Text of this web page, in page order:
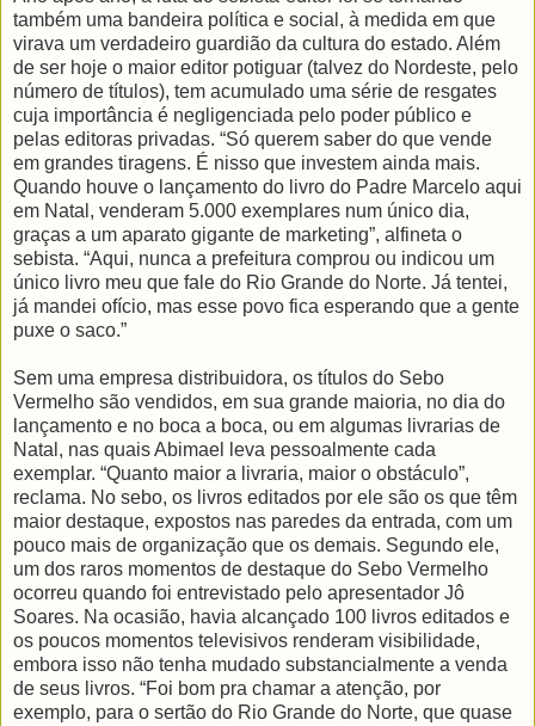
também uma bandeira política e social, à medida em que
virava um verdadeiro guardião da cultura do estado. Além
de ser hoje o maior editor potiguar (talvez do Nordeste, pelo
número de títulos), tem acumulado uma série de resgates
cuja importância é negligenciada pelo poder público e
pelas editoras privadas. “Só querem saber do que vende
em grandes tiragens. É nisso que investem ainda mais.
Quando houve o lançamento do livro do Padre Marcelo aqui
em Natal, venderam 5.000 exemplares num único dia,
graças a um aparato gigante de marketing”, alfineta o
sebista. “Aqui, nunca a prefeitura comprou ou indicou um
único livro meu que fale do Rio Grande do Norte. Já tentei,
já mandei ofício, mas esse povo fica esperando que a gente
puxe o saco.”
Sem uma empresa distribuidora, os títulos do Sebo
Vermelho são vendidos, em sua grande maioria, no dia do
lançamento e no boca a boca, ou em algumas livrarias de
Natal, nas quais Abimael leva pessoalmente cada
exemplar. “Quanto maior a livraria, maior o obstáculo”,
reclama. No sebo, os livros editados por ele são os que têm
maior destaque, expostos nas paredes da entrada, com um
pouco mais de organização que os demais. Segundo ele,
um dos raros momentos de destaque do Sebo Vermelho
ocorreu quando foi entrevistado pelo apresentador Jô
Soares­. Na ocasião, havia alcançado 100 livros editados e
os poucos momentos televisivos renderam visibilidade,
embora isso não tenha mudado substancialmente a venda
de seus livros. “Foi bom pra chamar a atenção, por
exemplo, para o sertão do Rio Grande do Norte, que quase